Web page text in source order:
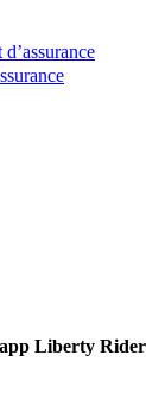
Liberty Rider